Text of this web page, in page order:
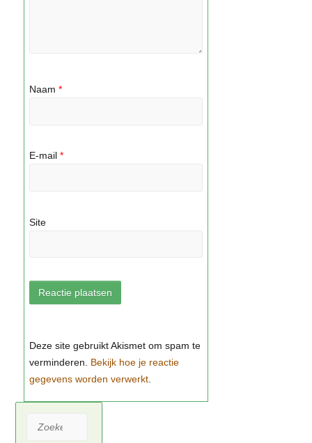
Naam *
E-mail *
Site
Bekijk hoe je reactie
gegevens worden verwerkt
Zoeken